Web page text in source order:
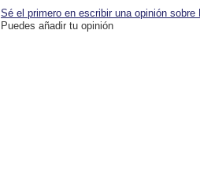
Sé el primero en escribir una opinión sobre
Puedes añadir tu opinión